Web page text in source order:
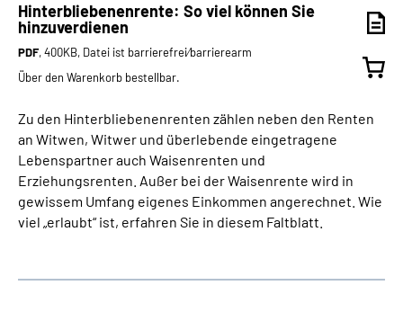
Hinterbliebenenrente: So viel können Sie
hinzuverdienen
PDF, 400KB, Datei ist barrierefrei⁄barrierearm
Über den Warenkorb bestellbar.
Zu den Hinterbliebenenrenten zählen neben den Renten
an Witwen, Witwer und überlebende eingetragene
Lebenspartner auch Waisenrenten und
Erziehungsrenten. Außer bei der Waisenrente wird in
gewissem Umfang eigenes Einkommen angerechnet. Wie
viel „erlaubt“ ist, erfahren Sie in diesem Faltblatt.